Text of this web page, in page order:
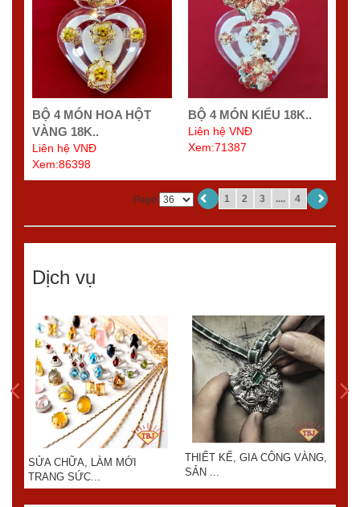
BỘ 4 MÓN HOA HỘT
VÀNG 18K..
Liên hệ VNĐ
Xem:86398
BỘ 4 MÓN KIỂU 18K..
Liên hệ VNĐ
Xem:71387
Page 1 2 3 .... 4
Dịch vụ
SỬA CHỮA, LÀM MỚI
TRANG SỨC...
THIẾT KẾ, GIA CÔNG VÀNG,
SẢN ...